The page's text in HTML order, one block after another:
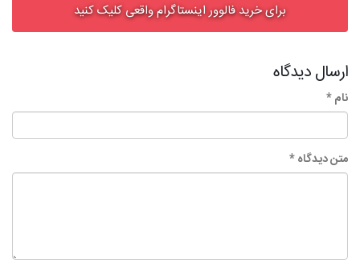
برای خرید فالوور اینستاگرام واقعی کلیک کنید
ارسال دیدگاه
نام *
متن دیدگاه *